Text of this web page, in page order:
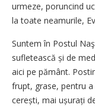
urmeze, poruncind
la toate neamurile,
Suntem în Postul
sufletească și de
aici pe pământ.
frupt, grase, pentru
cerești, mai ușurați